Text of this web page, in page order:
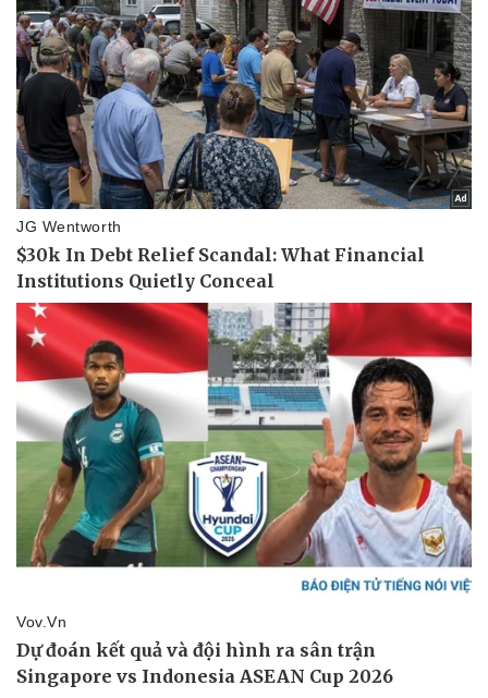
Lịch thi đấu bóng đá
Thế giới thể thao
eSports
Hậu trường
Xe máy
Tư vấn